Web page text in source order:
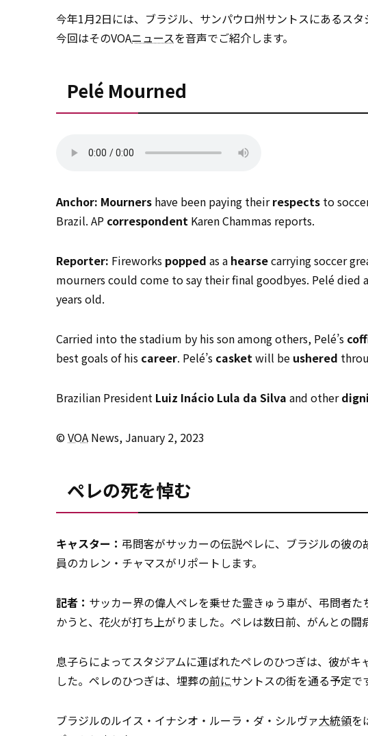
今年1月2日には、ブラジル、サンパウロ州サントスにあるス
今回はそのVOAニュースを音声でご紹介します。
Pelé Mourned
Anchor: Mourners have been paying theirrespects to
Brazil. AP correspondent Karen Chammas reports.
Reporter: Fireworks popped as a hearsecarrying soccer
mourners could come to say their final goodbyes. Pelé died
years old.
Carried into the stadium by his son among others, Pelé’s
best goals of his career. Pelé’s casketwill be ushered
Brazilian President Luiz Inácio Lula da Silva and other
©VOA News, January 2, 2023
ペレの死を悼む
キャスター： 弔問客がサッカーの伝説ペレに、ブラジルの彼
員のカレン・チャマスがリポートします。
記者： サッカー界の偉人ペレを乗せた霊きゅう車が、弔問者
かうと、花火が打ち上がりました。ペレは数日前、がんとの闘
息子らによってスタジアムに運ばれたペレのひつぎは、彼が
した。ペレのひつぎは、埋葬の前にサントスの街を通る予定で
ブラジルのルイス・イナシオ・ルーラ・ダ・シルヴァ大統領を